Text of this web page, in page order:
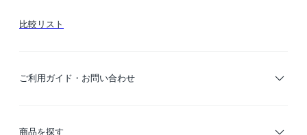
比較リスト
ご利用ガイド・お問い合わせ
ご利用ガイド
商品を探す